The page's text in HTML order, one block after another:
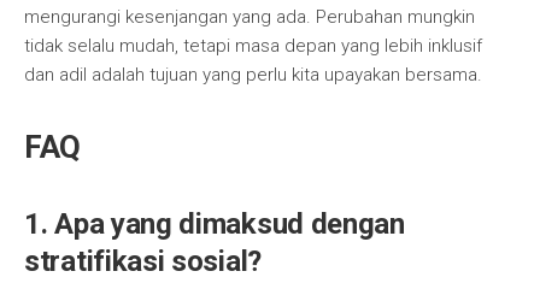
mengurangi kesenjangan yang ada. Perubahan mungkin
tidak selalu mudah, tetapi masa depan yang lebih inklusif
dan adil adalah tujuan yang perlu kita upayakan bersama.
FAQ
1. Apa yang dimaksud dengan
stratifikasi sosial?